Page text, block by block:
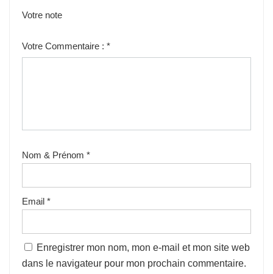
Votre note
Votre Commentaire : *
Nom & Prénom *
Email *
Enregistrer mon nom, mon e-mail et mon site web
dans le navigateur pour mon prochain commentaire.